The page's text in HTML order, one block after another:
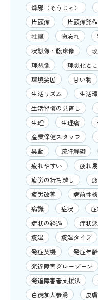
燥邪（そうじゃ）
片頭痛
片頭痛発作
牡蠣
物忘れ
状態像・臨床像
理想像
理想化と
環境要因
甘い物
生活リズム
生活
生活習慣の見直し
生理
生理痛
産業保健スタッフ
異動
疏肝解鬱
疲れやすい
疲れ
疲労の持ち越し
疲労改善
病前性格
病識
症状
症状の経過
症状
痰湿
痰湿タイプ
発症契機
発症年齢
発達障害グレーゾーン
発達障害者支援法
白虎加人参湯
皮